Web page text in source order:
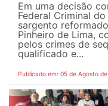
Em uma decisão
Federal Criminal
sargento
Pinheiro de Lima,
pelos crimes de
qualificado e...
Publicado em: 05 de Agosto